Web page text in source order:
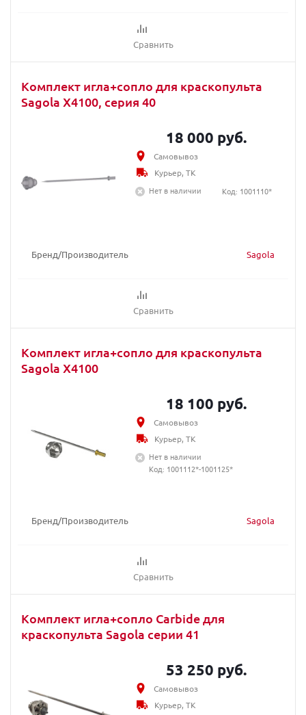
Сравнить
Комплект игла+сопло для краскопульта
Sagola X4100, серия 40
Бренд/Производитель Sagola
Сравнить
18 000 руб.
Самовывоз
Курьер, ТК
Нет в наличии
Код: 1001110*
Комплект игла+сопло для краскопульта
Sagola X4100
Бренд/Производитель Sagola
Сравнить
18 100 руб.
Самовывоз
Курьер, ТК
Нет в наличии
Код: 1001112*-1001125*
Комплект игла+сопло Carbide для
краскопульта Sagola серии 41
53 250 руб.
Самовывоз
Курьер, ТК